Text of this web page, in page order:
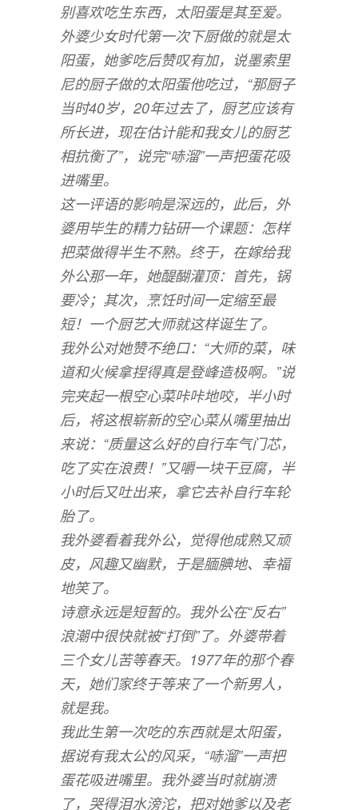
别喜欢吃生东西，太阳蛋是其至爱。
外婆少女时代第一次下厨做的就是太
阳蛋，她爹吃后赞叹有加，说墨索里
尼的厨子做的太阳蛋他吃过，“那厨子
当时40岁，20年过去了，厨艺应该有
所长进，现在估计能和我女儿的厨艺
相抗衡了”，说完“哧溜”一声把蛋花吸
进嘴里。
这一评语的影响是深远的，此后，外
婆用毕生的精力钻研一个课题：怎样
把菜做得半生不熟。终于，在嫁给我
外公那一年，她醍醐灌顶：首先，锅
要冷；其次，烹饪时间一定缩至最
短！一个厨艺大师就这样诞生了。
我外公对她赞不绝口：“大师的菜，味
道和火候拿捏得真是登峰造极啊。”说
完夹起一根空心菜咔咔地咬，半小时
后，将这根崭新的空心菜从嘴里抽出
来说：“质量这么好的自行车气门芯，
吃了实在浪费！”又嚼一块干豆腐，半
小时后又吐出来，拿它去补自行车轮
胎了。
我外婆看着我外公，觉得他成熟又顽
皮，风趣又幽默，于是腼腆地、幸福
地笑了。
诗意永远是短暂的。我外公在“反右”
浪潮中很快就被“打倒”了。外婆带着
三个女儿苦等春天。1977年的那个春
天，她们家终于等来了一个新男人，
就是我。
我此生第一次吃的东西就是太阳蛋，
据说有我太公的风采，“哧溜”一声把
蛋花吸进嘴里。我外婆当时就崩溃
了，哭得泪水滂沱，把对她爹以及老